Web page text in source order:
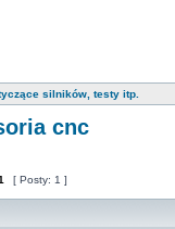
silników, testy itp.
cnc
[ Posty: 1 ]